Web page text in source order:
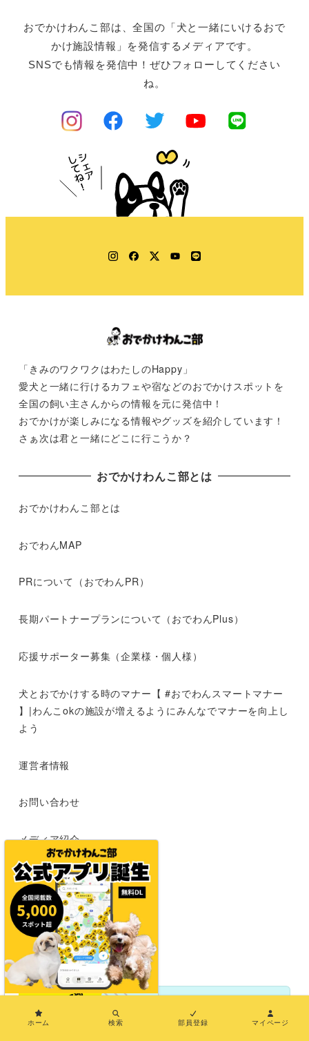
おでかけわんこ部は、全国の「犬と一緒にいけるおで
かけ施設情報」を発信するメディアです。
SNSでも情報を発信中！ぜひフォローしてください
ね。
Instagram
Facebook
TwitterYouTube
LINE
「きみのワクワクはわたしのHappy」
愛犬と一緒に行けるカフェや宿などのおでかけスポットを
全国の飼い主さんからの情報を元に発信中！
おでかけが楽しみになる情報やグッズを紹介しています！
さぁ次は君と一緒にどこに行こうか？
おでかけわんこ部とは
おでかけわんこ部とは
おでわんMAP
PRについて（おでわんPR）
長期パートナープランについて（おでわんPlus）
応援サポーター募集（企業様・個人様）
犬とおでかけする時のマナー【 #おでわんスマートマナー
】|わんこokの施設が増えるようにみんなでマナーを向上し
よう
運営者情報
お問い合わせ
メディア紹介
特定商取引法に基づく表示
利用規約
プライバシーポリシー
ホーム 検索 部員登録 マイページ